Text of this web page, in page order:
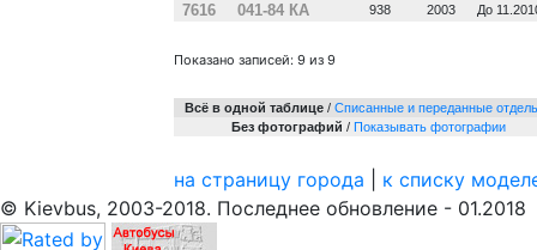
7616 041-84 КА 938 2003 До
Показано записей: 9 из 9
Всё в одной таблице / Cписанные и переданные
Без фотографий / Показывать фотографии
на страницу города
к списку
© Kievbus, 2003-2018. Последнее обновление - 01.2018